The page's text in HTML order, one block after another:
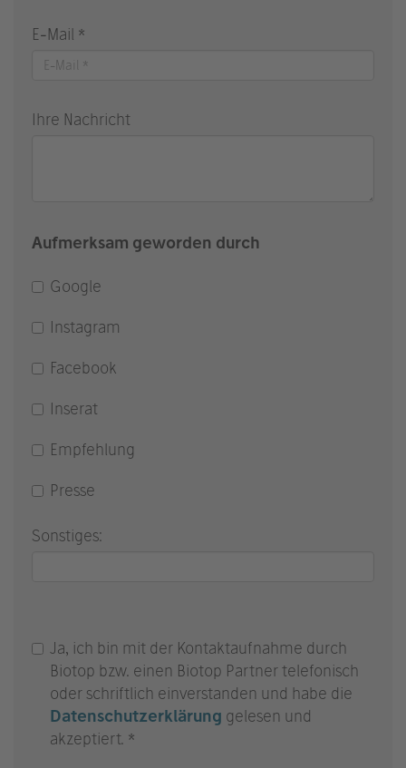
E-Mail *
Ihre Nachricht
Aufmerksam geworden durch
Google
Instagram
Facebook
Inserat
Empfehlung
Presse
Sonstiges:
Ja, ich bin mit der Kontaktaufnahme durch
Biotop bzw. einen Biotop Partner telefonisch
oder schriftlich einverstanden und habe die
Datenschutzerklärung gelesen und
akzeptiert. *